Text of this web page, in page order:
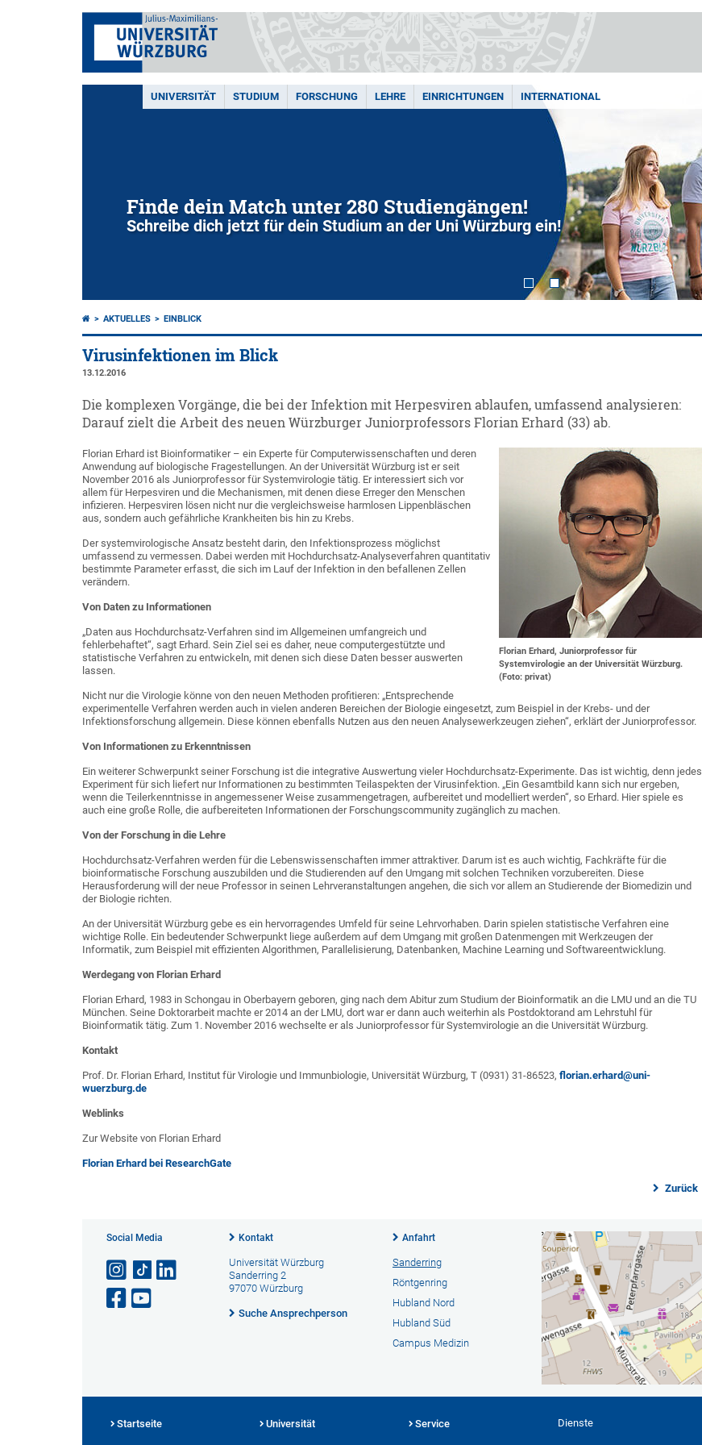
UNIVERSITÄT STUDIUM FORSCHUNG LEHRE EINRICHTUNGEN INTERNATIONAL
Finde dein Match unter 280 Studiengängen!
Schreibe dich jetzt für dein Studium an der Uni Würzburg ein!
AKTUELLES EINBLICK
Virusinfektionen im Blick
13.12.2016
Die komplexen Vorgänge, die bei der Infektion mit Herpesviren ablaufen, umfassend analysieren:
Darauf zielt die Arbeit des neuen Würzburger Juniorprofessors Florian Erhard (33) ab.
Florian Erhard, Juniorprofessor für
Systemvirologie an der Universität Würzburg.
(Foto: privat)
Florian Erhard ist Bioinformatiker – ein Experte für Computerwissenschaften und deren
Anwendung auf biologische Fragestellungen. An der Universität Würzburg ist er seit
November 2016 als Juniorprofessor für Systemvirologie tätig. Er interessiert sich vor
allem für Herpesviren und die Mechanismen, mit denen diese Erreger den Menschen
infizieren. Herpesviren lösen nicht nur die vergleichsweise harmlosen Lippenbläschen
aus, sondern auch gefährliche Krankheiten bis hin zu Krebs.
Der systemvirologische Ansatz besteht darin, den Infektionsprozess möglichst
umfassend zu vermessen. Dabei werden mit Hochdurchsatz-Analyseverfahren quantitativ
bestimmte Parameter erfasst, die sich im Lauf der Infektion in den befallenen Zellen
verändern.
Von Daten zu Informationen
„Daten aus Hochdurchsatz-Verfahren sind im Allgemeinen umfangreich und
fehlerbehaftet“, sagt Erhard. Sein Ziel sei es daher, neue computergestützte und
statistische Verfahren zu entwickeln, mit denen sich diese Daten besser auswerten
lassen.
Nicht nur die Virologie könne von den neuen Methoden profitieren: „Entsprechende
experimentelle Verfahren werden auch in vielen anderen Bereichen der Biologie eingesetzt, zum Beispiel in der Krebs- und der
Infektionsforschung allgemein. Diese können ebenfalls Nutzen aus den neuen Analysewerkzeugen ziehen“, erklärt der Juniorprofessor.
Von Informationen zu Erkenntnissen
Ein weiterer Schwerpunkt seiner Forschung ist die integrative Auswertung vieler Hochdurchsatz-Experimente. Das ist wichtig, denn jedes
Experiment für sich liefert nur Informationen zu bestimmten Teilaspekten der Virusinfektion. „Ein Gesamtbild kann sich nur ergeben,
wenn die Teilerkenntnisse in angemessener Weise zusammengetragen, aufbereitet und modelliert werden“, so Erhard. Hier spiele es
auch eine große Rolle, die aufbereiteten Informationen der Forschungscommunity zugänglich zu machen.
Von der Forschung in die Lehre
Hochdurchsatz-Verfahren werden für die Lebenswissenschaften immer attraktiver. Darum ist es auch wichtig, Fachkräfte für die
bioinformatische Forschung auszubilden und die Studierenden auf den Umgang mit solchen Techniken vorzubereiten. Diese
Herausforderung will der neue Professor in seinen Lehrveranstaltungen angehen, die sich vor allem an Studierende der Biomedizin und
der Biologie richten.
An der Universität Würzburg gebe es ein hervorragendes Umfeld für seine Lehrvorhaben. Darin spielen statistische Verfahren eine
wichtige Rolle. Ein bedeutender Schwerpunkt liege außerdem auf dem Umgang mit großen Datenmengen mit Werkzeugen der
Informatik, zum Beispiel mit effizienten Algorithmen, Parallelisierung, Datenbanken, Machine Learning und Softwareentwicklung.
Werdegang von Florian Erhard
Florian Erhard, 1983 in Schongau in Oberbayern geboren, ging nach dem Abitur zum Studium der Bioinformatik an die LMU und an die TU
München. Seine Doktorarbeit machte er 2014 an der LMU, dort war er dann auch weiterhin als Postdoktorand am Lehrstuhl für
Bioinformatik tätig. Zum 1. November 2016 wechselte er als Juniorprofessor für Systemvirologie an die Universität Würzburg.
Kontakt
Prof. Dr. Florian Erhard, Institut für Virologie und Immunbiologie, Universität Würzburg, T (0931) 31-86523, florian.erhard@uni-
wuerzburg.de
Weblinks
Zur Website von Florian Erhard
Florian Erhard bei ResearchGate
Zurück
Social Media Kontakt
Universität Würzburg
Sanderring 2
97070 Würzburg
Suche Ansprechperson
Anfahrt
Sanderring
Röntgenring
Hubland Nord
Hubland Süd
Campus Medizin
Startseite Universität Service Dienste